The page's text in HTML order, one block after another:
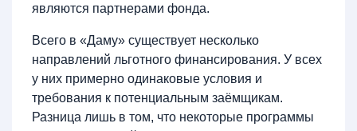
являются партнерами фонда.
Всего в «Даму» существует несколько
направлений льготного финансирования. У всех
у них примерно одинаковые условия и
требования к потенциальным заёмщикам.
Разница лишь в том, что некоторые программы